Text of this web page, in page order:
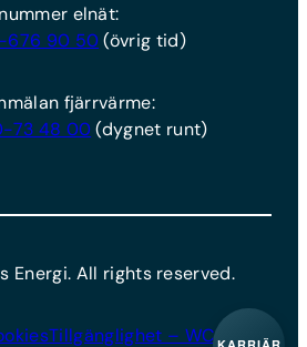
elnät:
90 50(övrig tid)
fjärrvärme:
73 48 00(dygnet runt)
Energi. All rights reserved.
Tillgänglighet – WCAGKARRIÄR